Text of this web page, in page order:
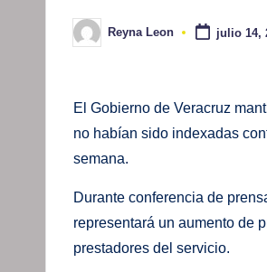
Publicado
por
Reyna Leon julio 14,
El Gobierno de Veracruz
no habían sido indexadas
semana.
Durante conferencia de
representará un aumento de
prestadores del servicio.